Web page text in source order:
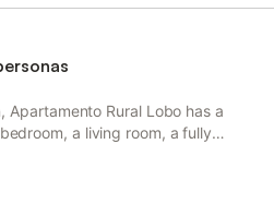
locales como La Parrilla de
del Cañón, ambos situados a 100
a 100 m, proporcionando
Apartamento Rural Lobo has a
a living room, a fully